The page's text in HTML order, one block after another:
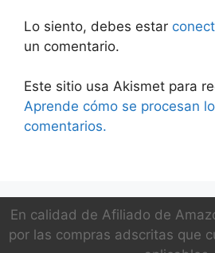
Lo siento, debes estar
un comentario.
Este sitio usa Akismet para
Aprende cómo se procesan
comentarios.
En calidad de Afiliado de
por las compras adscritas que